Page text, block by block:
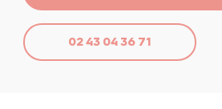
02 43 04 36 71